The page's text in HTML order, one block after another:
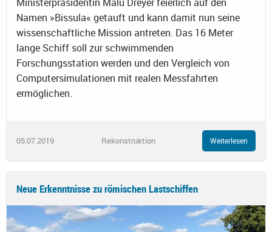
Namen »Bissula« getauft und kann damit nun seine
wissenschaftliche Mission antreten. Das 16 Meter
lange Schiff soll zur schwimmenden
Forschungsstation werden und den Vergleich von
Computersimulationen mit realen Messfahrten
ermöglichen.
05.07.2019 Rekonstruktion Weiterlesen
Neue Erkenntnisse zu römischen Lastschiffen